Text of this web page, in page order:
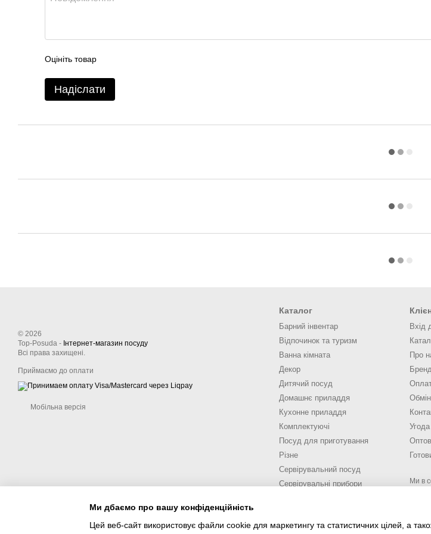
Оцініть товар
Надіслати
© 2026
Top-Posuda - Інтернет-магазин посуду
Всі права захищені.
Приймаємо до оплати
Мобільна версія
Каталог
Барний інвентар
Відпочинок та туризм
Ванна кімната
Декор
Дитячий посуд
Домашнє приладдя
Кухонне приладдя
Комплектуючі
Посуд для приготування
Різне
Сервірувальний посуд
Сервірувальні прибори
Послуги
Вхід
Про
Ми в
Ми дбаємо про вашу конфіденційність
Цей веб-сайт використовує файли cookie для маркетингу та статистичних цілей, а